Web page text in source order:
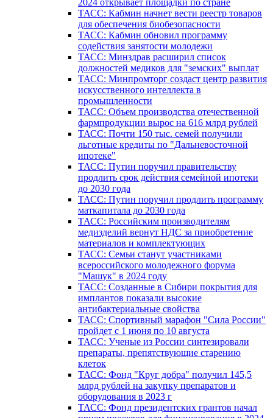
2024 открывает площадки по стране
ТАСС: Кабмин начнет вести реестр товаров
для обеспечения биобезопасности
ТАСС: Кабмин обновил программу
содействия занятости молодежи
ТАСС: Минздрав расширил список
должностей медиков для "земских" выплат
ТАСС: Минпромторг создаст центр развития
искусственного интеллекта в
промышленности
ТАСС: Объем производства отечественной
фармпродукции вырос на 616 млрд рублей
ТАСС: Почти 150 тыс. семей получили
льготные кредиты по "Дальневосточной
ипотеке"
ТАСС: Путин поручил правительству
продлить срок действия семейной ипотеки
до 2030 года
ТАСС: Путин поручил продлить программу
маткапитала до 2030 года
ТАСС: Российским производителям
медизделий вернут НДС за приобретение
материалов и комплектующих
ТАСС: Семьи станут участниками
всероссийского молодежного форума
"Машук" в 2024 году
ТАСС: Созданные в Сибири покрытия для
имплантов показали высокие
антибактериальные свойства
ТАСС: Спортивный марафон "Сила России"
пройдет с 1 июня по 10 августа
ТАСС: Ученые из России синтезировали
препараты, препятствующие старению
клеток
ТАСС: Фонд "Круг добра" получил 145,5
млрд рублей на закупку препаратов и
оборудования в 2023 г
ТАСС: Фонд президентских грантов начал